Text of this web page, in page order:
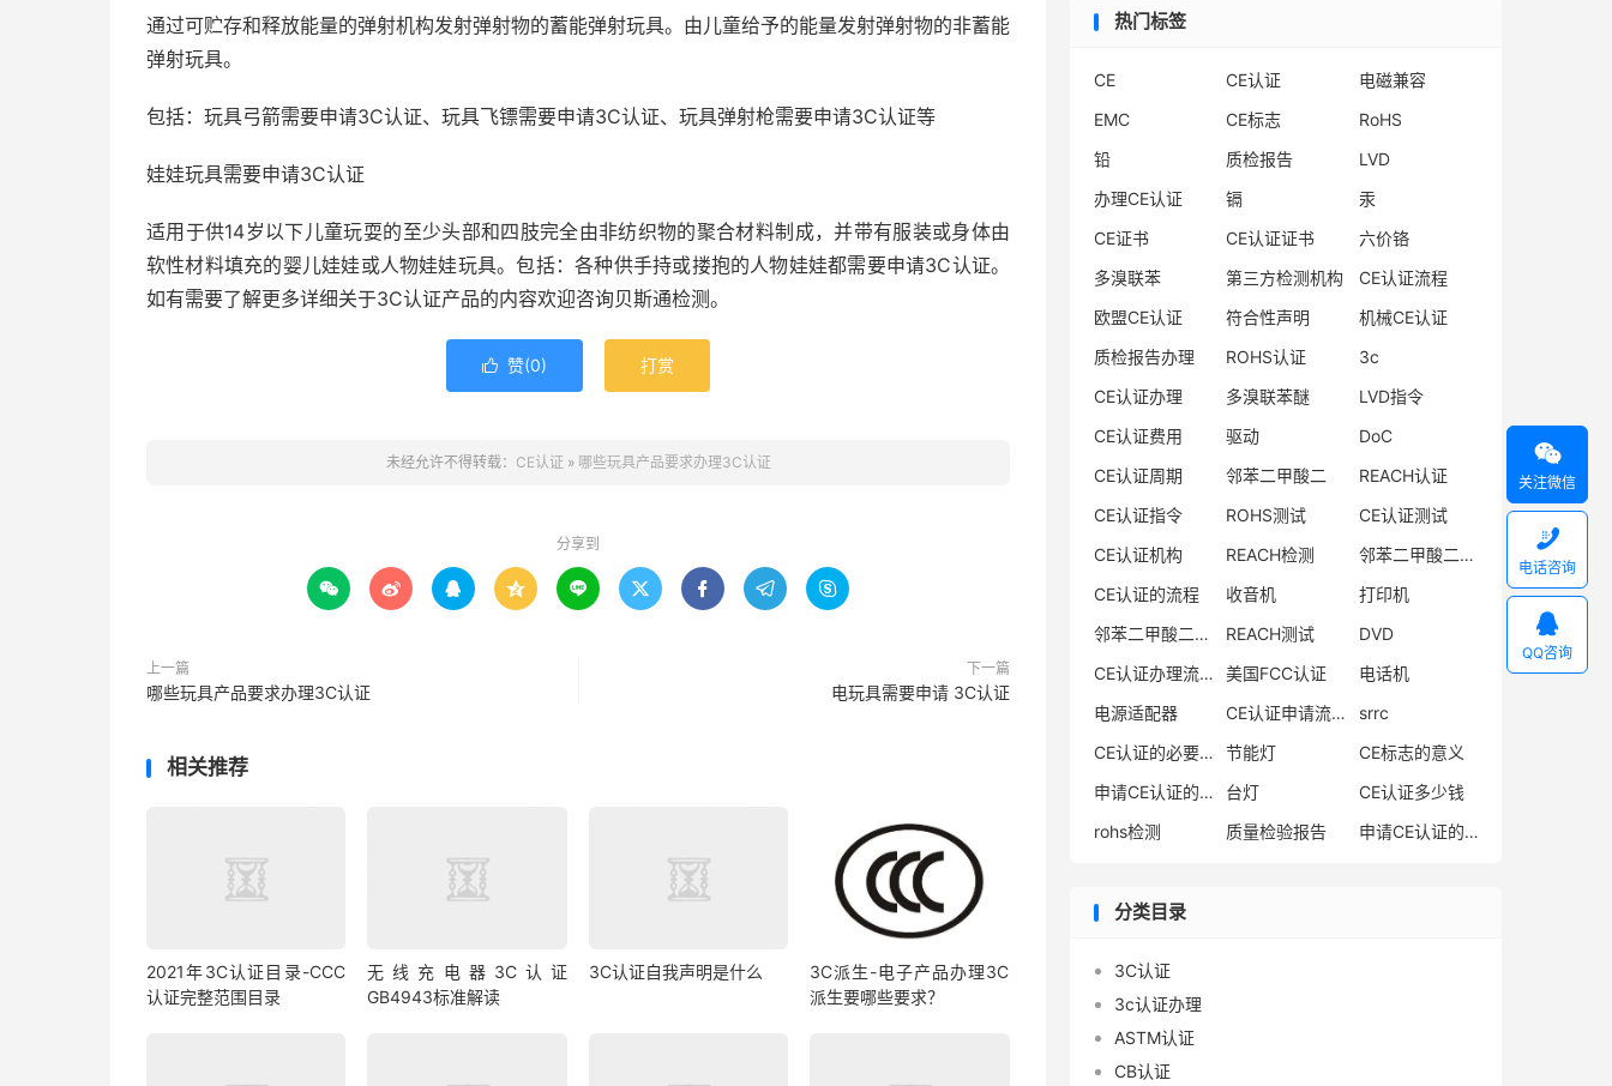
通过可贮存和释放能量的弹射机构发射弹射物的蓄能弹射玩具。由儿童给予的能量发射弹射物的非蓄能
弹射玩具。
包括：玩具弓箭需要申请3C认证、玩具飞镖需要申请3C认证、玩具弹射枪需要申请3C认证等
娃娃玩具需要申请3C认证
适用于供14岁以下儿童玩耍的至少头部和四肢完全由非纺织物的聚合材料制成，并带有服装或身体由
软性材料填充的婴儿娃娃或人物娃娃玩具。包括：各种供手持或搂抱的人物娃娃都需要申请3C认证。
如有需要了解更多详细关于3C认证产品的内容欢迎咨询贝斯通检测。
 赞(0) 打赏
未经允许不得转载： CE认证 » 哪些玩具产品要求办理3C认证
分享到
        
上一篇
哪些玩具产品要求办理3C认证
下一篇
电玩具需要申请 3C认证
相关推荐
2021年3C认证目录-CCC
认证完整范围目录
无线充电器3C认证
GB4943标准解读
3C认证自我声明是什么
3C派生-电子产品办理3C
派生要哪些要求？
热门标签
CE CE认证
电磁兼容
EMC
CE标志
RoHS
铅
质检报告
LVD
办理CE认证
镉
汞
CE证书
CE认证证书
六价铬
多溴联苯
第三方检测机构
CE认证流程
欧盟CE认证
符合性声明
机械CE认证
质检报告办理
ROHS认证
3c
CE认证办理
多溴联苯醚
LVD指令
CE认证费用
驱动
DoC
CE认证周期
邻苯二甲酸二
REACH认证
CE认证指令
ROHS测试
CE认证测试
CE认证机构
REACH检测
邻苯二甲酸二异丁酯
CE认证的流程
收音机
打印机
邻苯二甲酸二丁酯
REACH测试
DVD
CE认证办理流程
美国FCC认证
电话机
电源适配器
CE认证申请流程
srrc
CE认证的必要性
节能灯
CE标志的意义
申请CE认证的必要性
台灯
CE认证多少钱
rohs检测
质量检验报告 申请CE认证的好处
分类目录
3C认证
3c认证办理
ASTM认证
CB认证

关注微信

电话咨询

QQ咨询